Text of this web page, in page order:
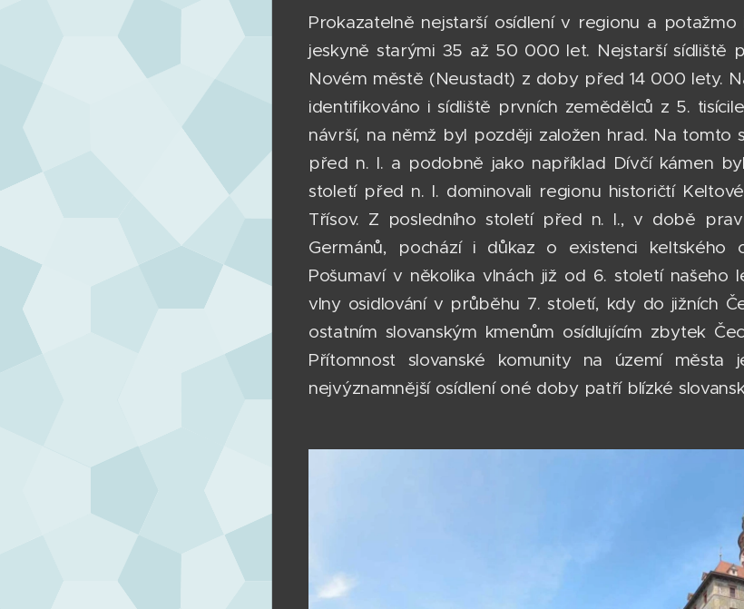
Prokazatelně nejstarší osídlení v regionu a
jeskyně starými 35 až 50 000 let. Nejstarší sídliště
Novém městě (Neustadt) z doby před 14 000 lety.
identifikováno i sídliště prvních zemědělců z 5.
návrší, na němž byl později založen hrad. Na tomto
před n. l. a podobně jako například Dívčí kámen
století před n. l. dominovali regionu historičtí
Třísov. Z posledního století před n. l., v době
Germánů, pochází i důkaz o existenci keltského
Pošumaví v několika vlnách již od 6. století
vlny osidlování v průběhu 7. století, kdy do jižních
ostatním slovanským kmenům osídlujícím zbytek
Přítomnost slovanské komunity na území
nejvýznamnější osídlení oné doby patří blízké